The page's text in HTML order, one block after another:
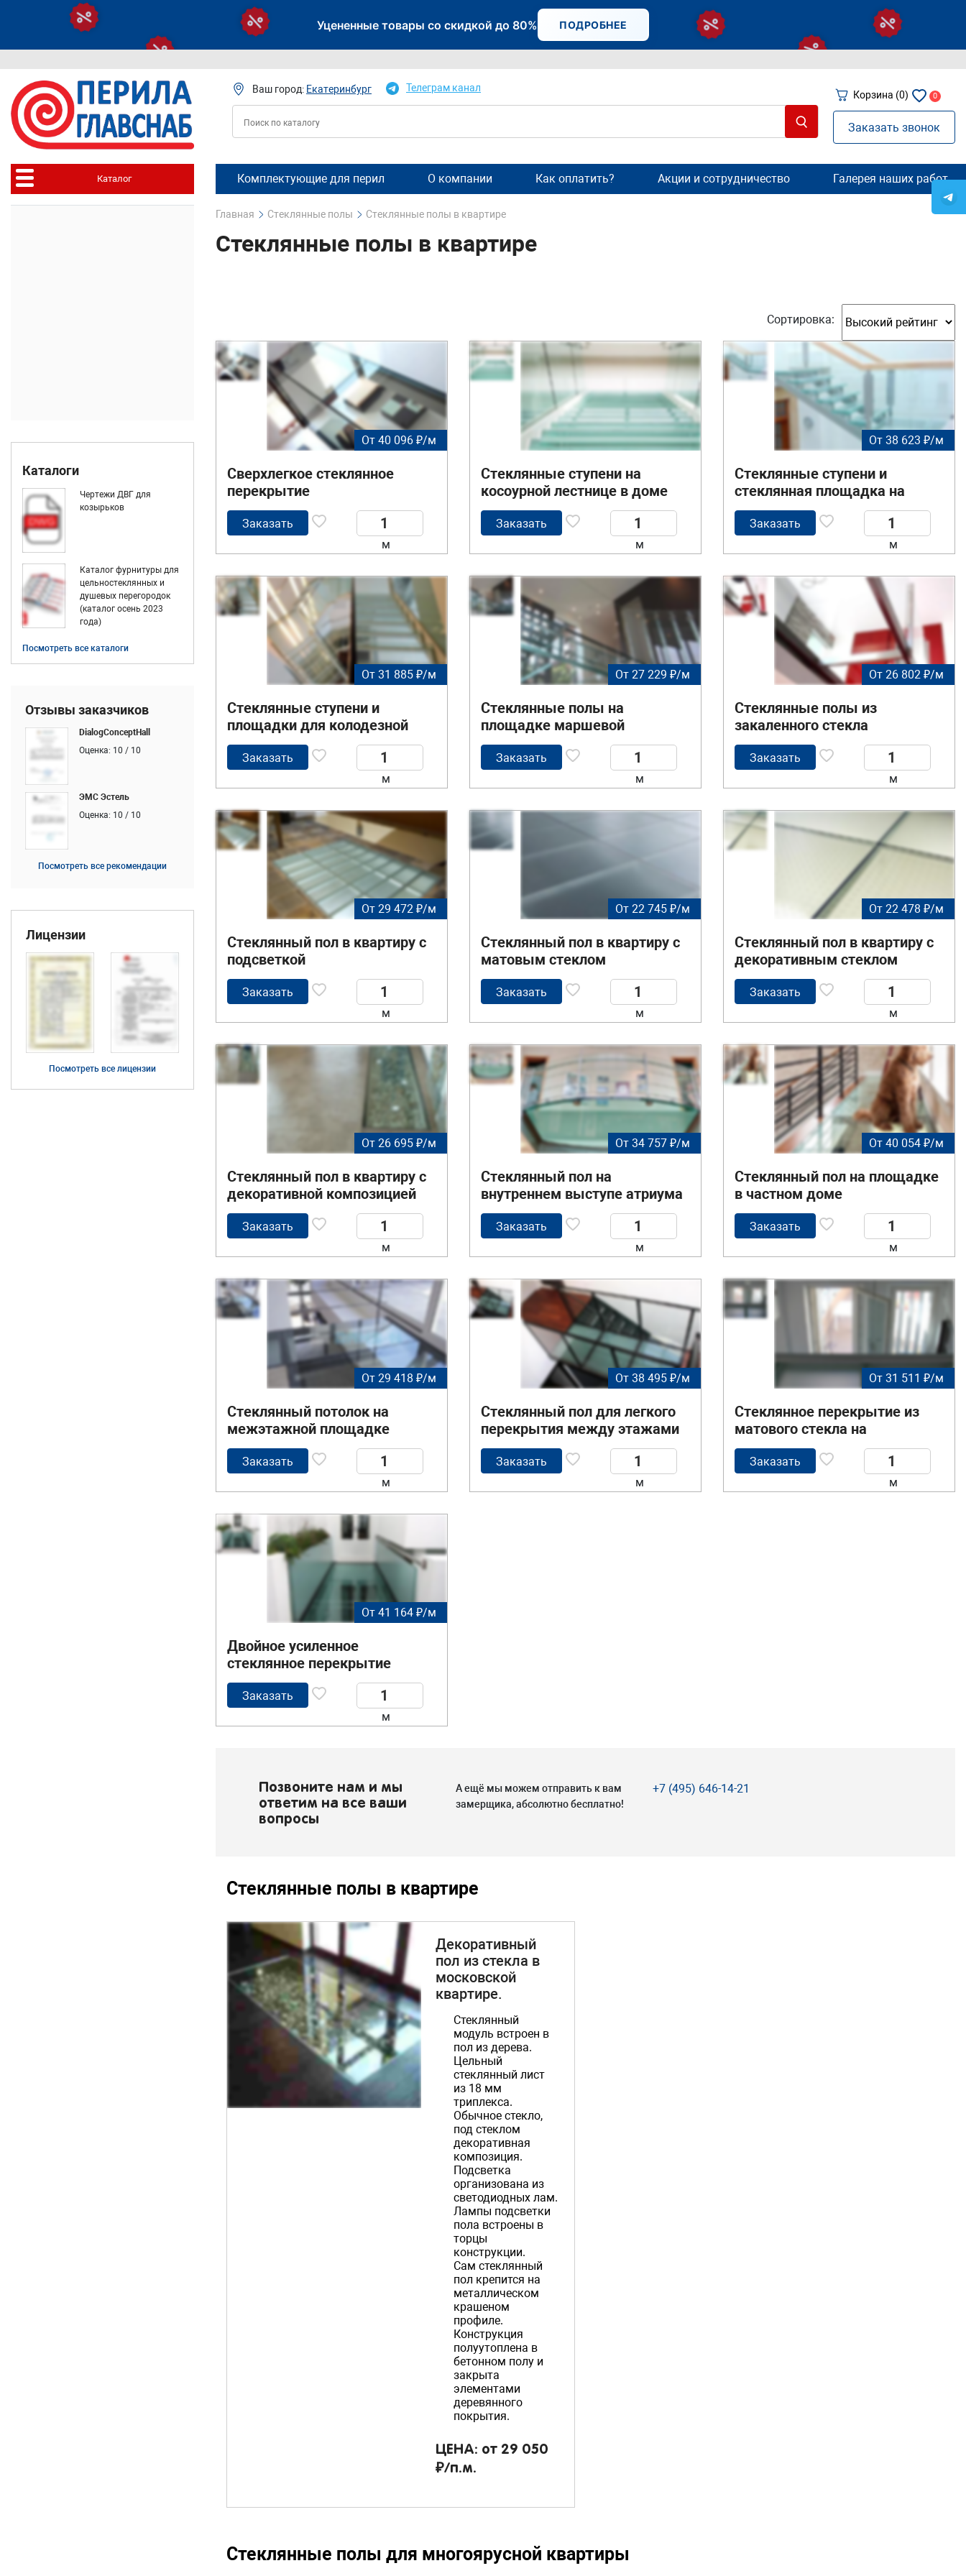
Уцененные товары со скидкой до 80% ПОДРОБНЕЕ
Ваш город: Екатеринбург Телеграм канал
Корзина (0) 0
Заказать звонок
Каталог
Каталоги
Чертежи ДВГ для
козырьков
Каталог фурнитуры для
цельностеклянных и
душевых перегородок
(каталог осень 2023
года)
Посмотреть все каталоги
Отзывы заказчиков
DialogConceptHall
Оценка: 10 / 10
ЭМС Эстель
Оценка: 10 / 10
Посмотреть все рекомендации
Лицензии
Посмотреть все лицензии
Комплектующие для перил О компании Как оплатить? Акции и сотрудничество Галерея наших работ
Главная Стеклянные полы Стеклянные полы в квартире
Стеклянные полы в квартире
Сортировка:
От 40 096 ₽/м
Сверхлегкое стеклянное
перекрытие
Заказать
м
Стеклянные ступени на
косоурной лестнице в доме
Заказать
м
От 38 623 ₽/м
Стеклянные ступени и
стеклянная площадка на
лестнице
Заказать
м
От 31 885 ₽/м
Стеклянные ступени и
площадки для колодезной
лестницы
Заказать
м
От 27 229 ₽/м
Стеклянные полы на
площадке маршевой
лестницы
Заказать
м
От 26 802 ₽/м
Стеклянные полы из
закаленного стекла
Заказать
м
От 29 472 ₽/м
Стеклянный пол в квартиру с
подсветкой
Заказать
м
От 22 745 ₽/м
Стеклянный пол в квартиру с
матовым стеклом
Заказать
м
От 22 478 ₽/м
Стеклянный пол в квартиру с
декоративным стеклом
Заказать
м
От 26 695 ₽/м
Стеклянный пол в квартиру с
декоративной композицией
Заказать
м
От 34 757 ₽/м
Стеклянный пол на
внутреннем выступе атриума
Заказать
м
От 40 054 ₽/м
Стеклянный пол на площадке
в частном доме
Заказать
м
От 29 418 ₽/м
Стеклянный потолок на
межэтажной площадке
Заказать
м
От 38 495 ₽/м
Стеклянный пол для легкого
перекрытия между этажами
Заказать
м
От 31 511 ₽/м
Стеклянное перекрытие из
матового стекла на
внутреннем балконе
Заказать
м
От 41 164 ₽/м
Двойное усиленное
стеклянное перекрытие
Заказать
м
Позвоните нам и мы
ответим на все ваши
вопросы
А ещё мы можем отправить к вам
замерщика, абсолютно бесплатно!
+7 (495) 646-14-21
Стеклянные полы в квартире
Декоративный
пол из стекла в
московской
квартире.
Стеклянный
модуль встроен в
пол из дерева.
Цельный
стеклянный лист
из 18 мм
триплекса.
Обычное стекло,
под стеклом
декоративная
композиция.
Подсветка
организована из
светодиодных лам.
Лампы подсветки
пола встроены в
торцы
конструкции.
Сам стеклянный
пол крепится на
металлическом
крашеном
профиле.
Конструкция
полуутоплена в
бетонном полу и
закрыта
элементами
деревянного
покрытия.
ЦЕНА: от 29 050
₽/п.м.
Стеклянные полы для многоярусной квартиры